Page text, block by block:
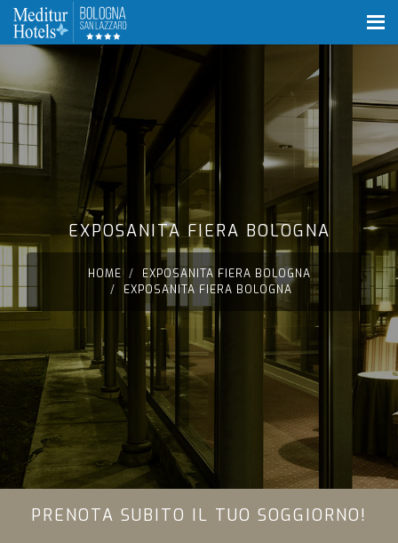
EXPOSANITA FIERA BOLOGNA
HOME
EXPOSANITA FIERA BOLOGNA
EXPOSANITA FIERA BOLOGNA
PRENOTA SUBITO IL TUO SOGGIORNO!